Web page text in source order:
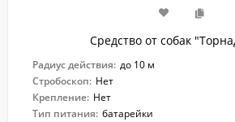
Средство от собак
Радиус действия: до 10 м
Стробоскоп: Нет
Крепление: Нет
Тип питания: батарейки